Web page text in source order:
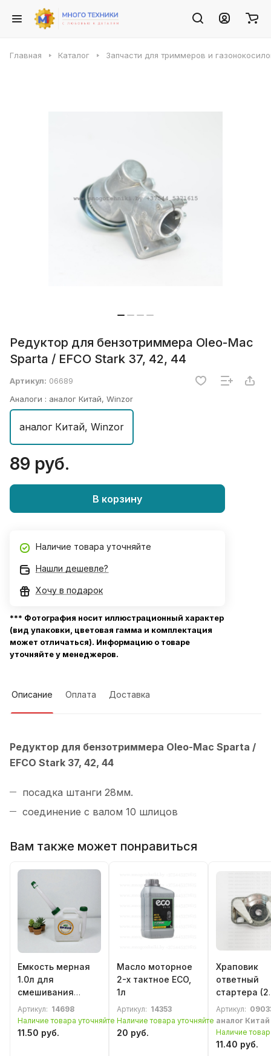
Главная Каталог Запчасти для триммеров и
Редуктор для бензотриммера Oleo-Mac
Sparta / EFCO Stark 37, 42, 44
Артикул: 06689
Аналоги : аналог Китай, Winzor
аналог Китай, Winzor
89 руб.
В корзину
Наличие товара уточняйте
Нашли дешевле?
Хочу в подарок
*** Фотография носит иллюстрационный характер
(вид упаковки, цветовая гамма и комплектация
может отличаться). Информацию о товаре
уточняйте у менеджеров.
Описание Оплата Доставка
Редуктор для бензотриммера Oleo-Mac Sparta /
EFCO Stark 37, 42, 44
посадка штанги 28мм.
соединение с валом 10 шлицов
Вам также может понравиться
Емкость мерная
1.0л для
смешивания
масла с бензином
Артикул: 14698
Наличие товара уточняйте
11.50 руб.
Масло моторное
2-х тактное ECO,
1л
Артикул: 14353
Наличие товара уточняйте
20 руб.
Храповик
ответный
стартера (2
зацепа) для
Oleo-Mac
Артикул:
аналог Китай
Наличие
11.40 руб.